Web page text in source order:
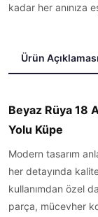
kadar her anınıza
Ürün Açıklaması
Beyaz Rüya 18
Yolu Küpe
Modern tasarım
her detayında
kullanımdan özel
parça, mücevher